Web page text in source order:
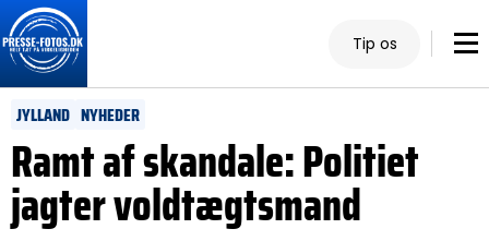
Tip os
JYLLAND NYHEDER
Ramt af skandale: Politiet
jagter voldtægtsmand